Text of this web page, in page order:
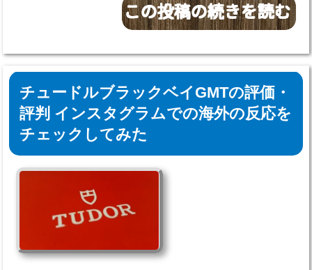
チュードルブラックベイGMTの評価・
評判 インスタグラムでの海外の反応を
チェックしてみた